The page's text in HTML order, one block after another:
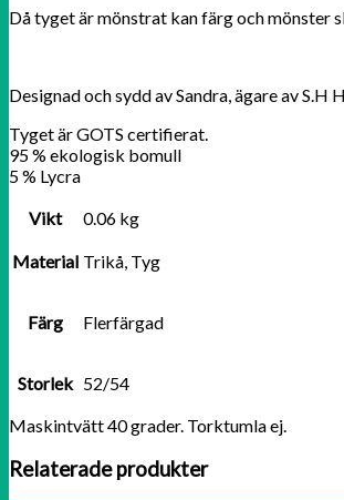
Då tyget är mönstrat kan färg och mönster
Designad och sydd av Sandra, ägare av
Tyget är GOTS certifierat.
95 % ekologisk bomull
5 % Lycra
Vikt
0.06 kg
Material Trikå, Tyg
Färg Flerfärgad
Storlek 52/54
Maskintvätt 40 grader. Torktumla ej.
Relaterade produkter